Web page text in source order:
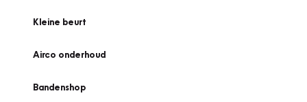
Kleine beurt
Airco onderhoud
Bandenshop